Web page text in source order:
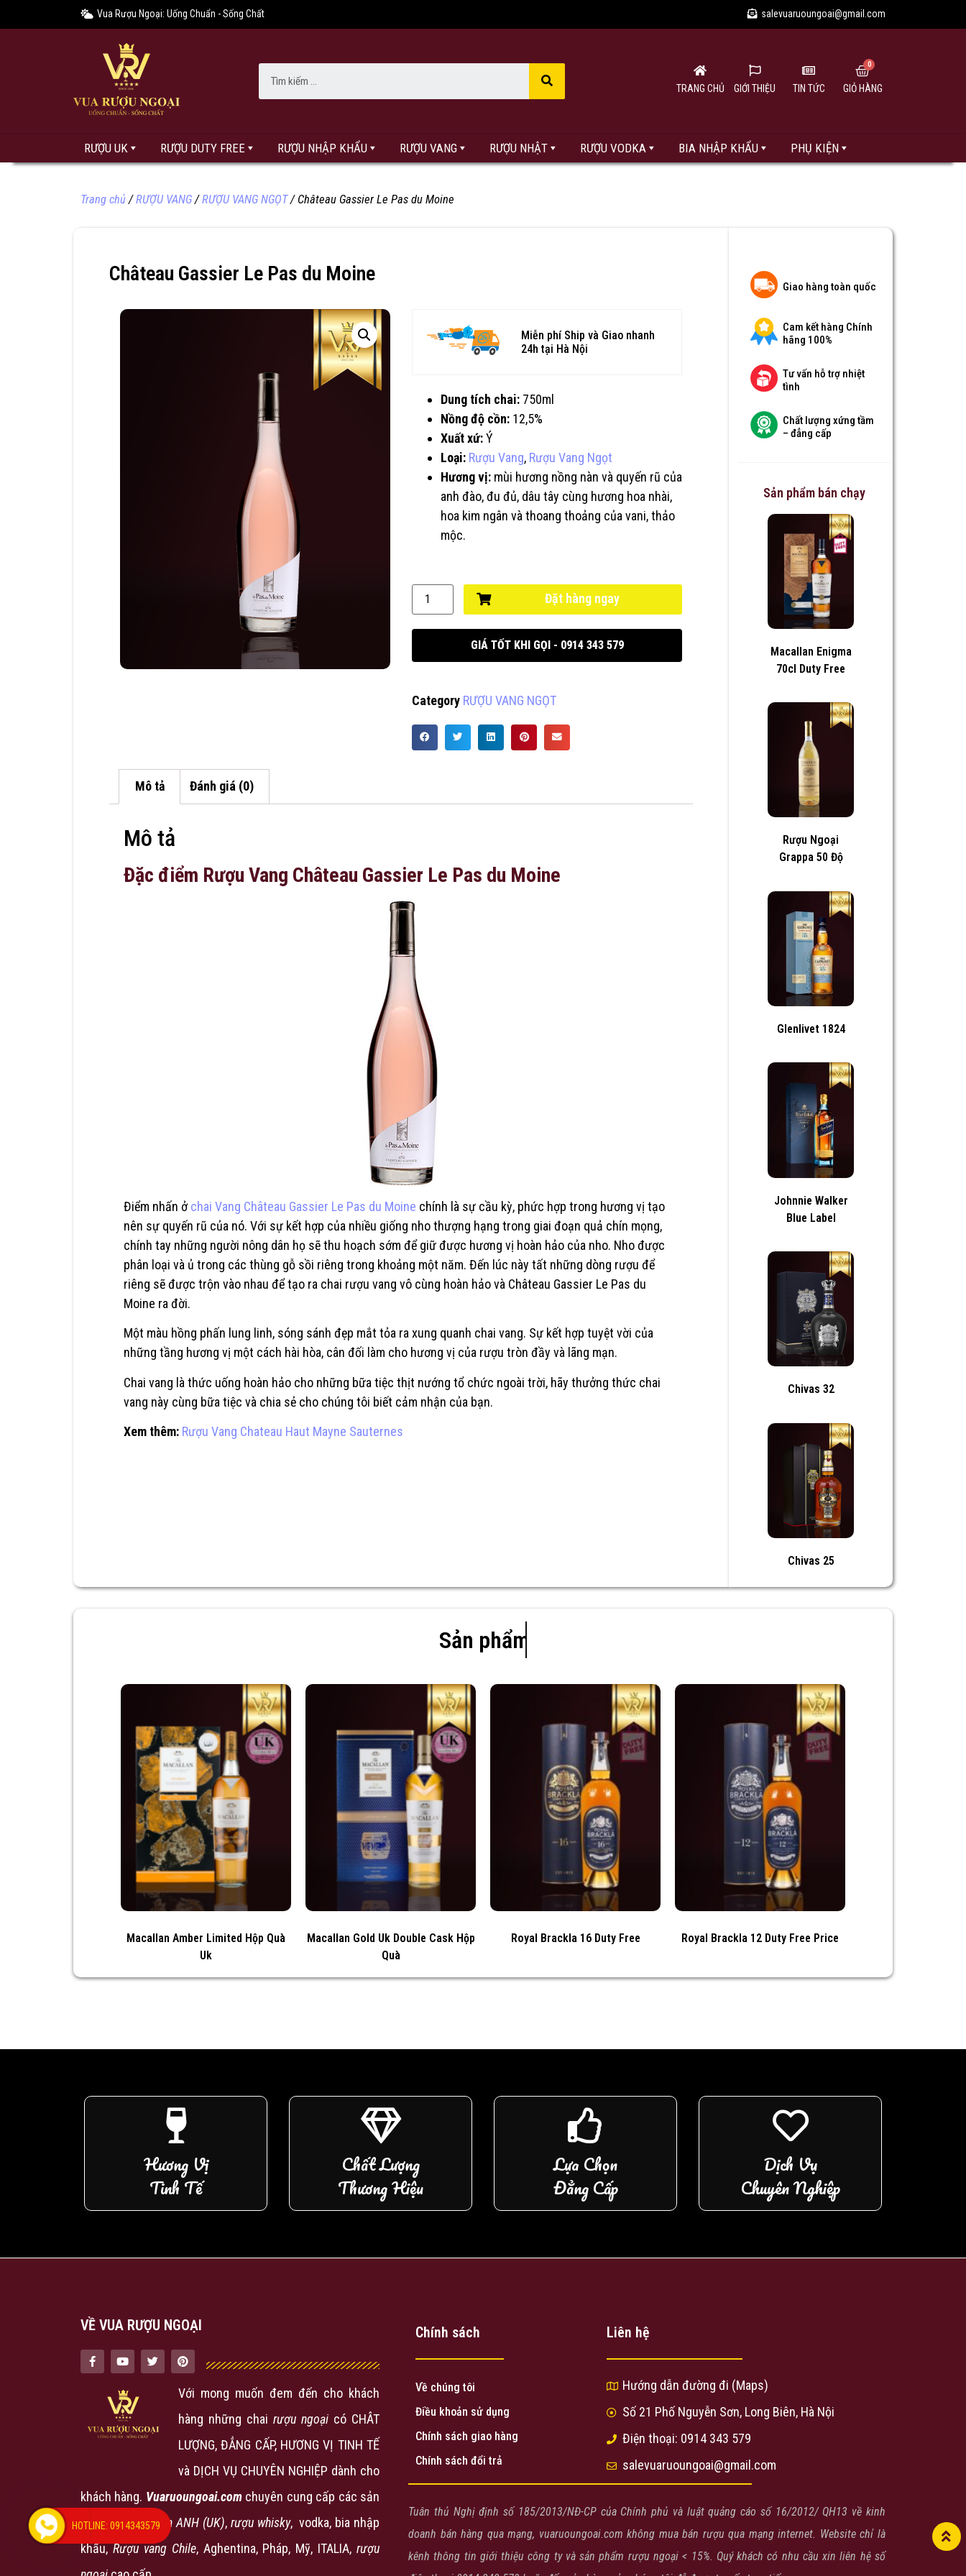
Vua Rượu Ngoại: Uống Chuẩn - Sống Chất salevuaruoungoai@gmail.com
TRANG CHỦ GIỚI THIỆU TIN TỨC GIỎ HÀNG
RƯỢU UK RƯỢU DUTY FREE RƯỢU NHẬP KHẨU RƯỢU VANG RƯỢU NHẬT RƯỢU VODKA BIA NHẬP KHẨU PHỤ KIỆN
Trang chủ/RƯỢU VANG/RƯỢU VANG NGỌT/ Château Gassier Le Pas du Moine
Château Gassier Le Pas du Moine
Miễn phí Ship và Giao nhanh
24h tại Hà Nội
Dung tích chai: 750ml
Nồng độ cồn: 12,5%
Xuất xứ:Ý
Loại: Rượu Vang, Rượu Vang Ngọt
Hương vị: mùi hương nồng nàn và quyến rũ của
anh đào, đu đủ, dâu tây cùng hương hoa nhài,
hoa kim ngân và thoang thoảng của vani, thảo
mộc.
Đặt hàng ngay
GIÁ TỐT KHI GỌI - 0914 343 579
Category RƯỢU VANG NGỌT
Mô tả Đánh giá (0)
Mô tả
Đặc điểm Rượu Vang Château Gassier Le Pas du Moine
Điểm nhấn ởchai Vang Château Gassier Le Pas du Moine chính là sự cầu kỳ, phức hợp trong hương vị tạo
nên sự quyến rũ của nó. Với sự kết hợp của nhiều giống nho thượng hạng trong giai đoạn quả chín mọng,
chính tay những người nông dân họ sẽ thu hoạch sớm để giữ được hương vị hoàn hảo của nho. Nho được
phân loại và ủ trong các thùng gỗ sồi riêng trong khoảng một năm. Đến lúc này tất những dòng rượu để
riêng sẽ được trộn vào nhau để tạo ra chai rượu vang vô cùng hoàn hảo và Château Gassier Le Pas du
Moine ra đời.
Một màu hồng phấn lung linh, sóng sánh đẹp mắt tỏa ra xung quanh chai vang. Sự kết hợp tuyệt vời của
những tầng hương vị một cách hài hòa, cân đối làm cho hương vị của rượu tròn đầy và lãng mạn.
Chai vang là thức uống hoàn hảo cho những bữa tiệc thịt nướng tổ chức ngoài trời, hãy thưởng thức chai
vang này cùng bữa tiệc và chia sẻ cho chúng tôi biết cảm nhận của bạn.
Xem thêm: Rượu Vang Chateau Haut Mayne Sauternes
Giao hàng toàn quốc
Cam kết hàng Chính
hãng 100%
Tư vấn hỗ trợ nhiệt
tình
Chất lượng xứng tầm
– đẳng cấp
Sản phẩm bán chạy
Macallan Enigma
70cl Duty Free
Rượu Ngoại
Grappa 50 Độ
Glenlivet 1824
Johnnie Walker
Blue Label
Chivas 32
Chivas 25
Sản phẩm mới
Macallan Amber Limited Hộp Quà
Uk
Macallan Gold Uk Double Cask Hộp
Quà
Royal Brackla 16 Duty Free Royal Brackla 12 Duty Free Price
Hương Vị
Tinh Tế
Chất Lượng
Thương Hiệu
Lựa Chọn
Đẳng Cấp
Dịch Vụ
Chuyên Nghiệp
VỀ VUA RƯỢU NGOẠI
Với mong muốn đem đến cho khách
hàng những chai rượu ngoại có CHÂT
LƯỢNG, ĐẲNG CẤP, HƯƠNG VỊ TINH TẾ
và DỊCH VỤ CHUYÊN NGHIỆP dành cho
khách hàng. Vuaruoungoai.comchuyên cung cấp các sản
phẩmrượu nội địa ANH (UK), rượu whisky, vodka, bia nhập
khẩu,Rượu vang Chile, Aghentina, Pháp, Mỹ, ITALIA, rượu
Chính sách
Về chúng tôi
Điều khoản sử dụng
Chính sách giao hàng
Chính sách đổi trả
Liên hệ
Hướng dẫn đường đi (Maps)
Số 21 Phố Nguyễn Sơn, Long Biên, Hà Nội
Điện thoại: 0914 343 579
salevuaruoungoai@gmail.com
Tuân thủ Nghị định số 185/2013/NĐ-CP của Chính phủ và luật quảng cáo số 16/2012/ QH13 về kinh
doanh bán hàng qua mạng, vuaruoungoai.com không mua bán rượu qua mạng internet. Website chỉ là
kênh thông tin giới thiệu công ty và sản phẩm rượu ngoại < 15%. Quý khách có nhu cầu xin liên hệ số
HOTLINE: 0914343579